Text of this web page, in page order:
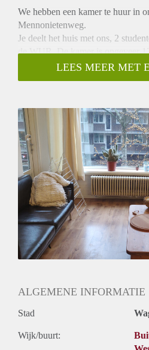
We hebben een kamer te huur in
Mennonietenweg.
Je deelt het huis met ons, 2
de WUR. De kamer is ongeveer
een ruime woonkamer, keuken,
is volledig ingericht. Wasmachine
LEES MEER MET
ALGEMENE INFORMATIE
Stad
Wijk/buurt: